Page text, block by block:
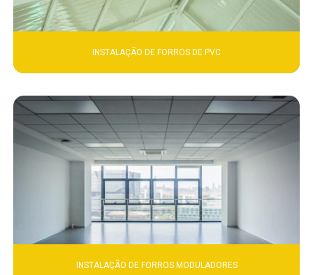
INSTALAÇÃO DE FORROS DE PVC
INSTALAÇÃO DE FORROS MODULADORES